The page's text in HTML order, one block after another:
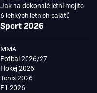
Jak na dokonalé letní mojito
6 lehkých letních salátů
Sport 2026
MMA
Fotbal 2026/27
Hokej 2026
Tenis 2026
F1 2026